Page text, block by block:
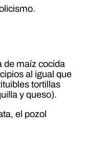
de maíz cocida
al igual que
tortillas
y queso).
el pozol